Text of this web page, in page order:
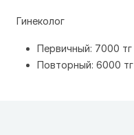
Гинеколог
Первичный: 7000 тг
Повторный: 6000 тг